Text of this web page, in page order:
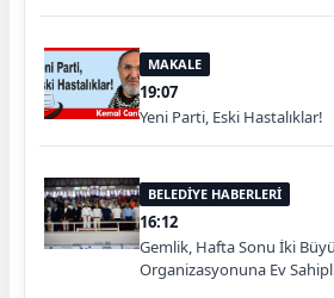
MAKALE
19:07
Yeni Parti, Eski Hastalıklar!
BELEDİYE HABERLERİ
16:12
Gemlik, Hafta Sonu İki
Organizasyonuna Ev